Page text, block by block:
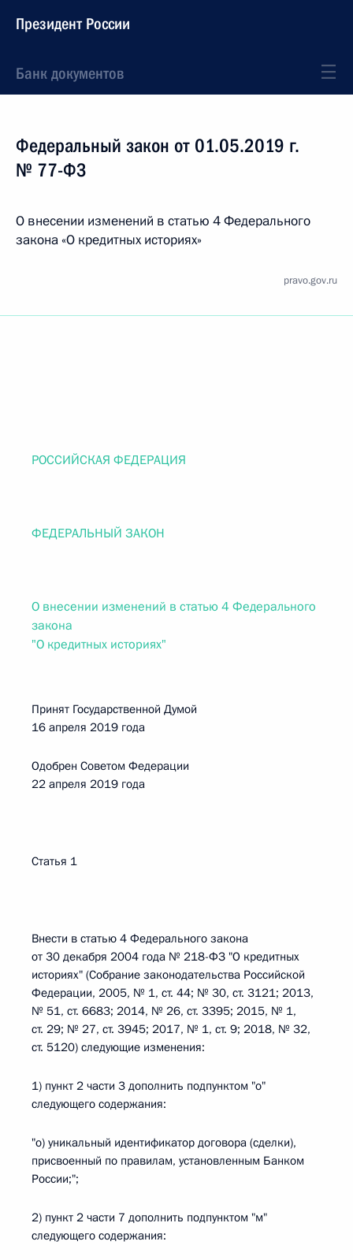
Президент России
Банк документов
Федеральный закон от 01.05.2019 г.
№ 77-ФЗ
О внесении изменений в статью 4 Федерального
закона «О кредитных историях»
pravo.gov.ru
РОССИЙСКАЯ ФЕДЕРАЦИЯ
ФЕДЕРАЛЬНЫЙ ЗАКОН
О внесении изменений в статью 4 Федерального
закона
"О кредитных историях"
Принят Государственной Думой
16 апреля 2019 года
Одобрен Советом Федерации
22 апреля 2019 года
Статья 1
Внести в статью 4 Федерального закона
от 30 декабря 2004 года № 218-ФЗ "О кредитных
историях" (Собрание законодательства Российской
Федерации, 2005, № 1, ст. 44; № 30, ст. 3121; 2013,
№ 51, ст. 6683; 2014, № 26, ст. 3395; 2015, № 1,
ст. 29; № 27, ст. 3945; 2017, № 1, ст. 9; 2018, № 32,
ст. 5120) следующие изменения:
1) пункт 2 части 3 дополнить подпунктом "о"
следующего содержания:
"о) уникальный идентификатор договора (сделки),
присвоенный по правилам, установленным Банком
России;";
2) пункт 2 части 7 дополнить подпунктом "м"
следующего содержания: